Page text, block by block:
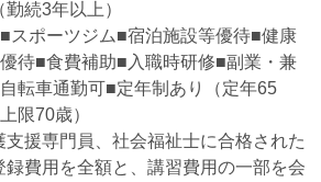
続3年以上）
スポーツジム■宿泊施設等優待■健康
待■食費補助■入職時研修■副業・兼
転車通勤可■定年制あり（定年65
限70歳）
援専門員、社会福祉士に合格された
費用を全額と、講習費用の一部を会